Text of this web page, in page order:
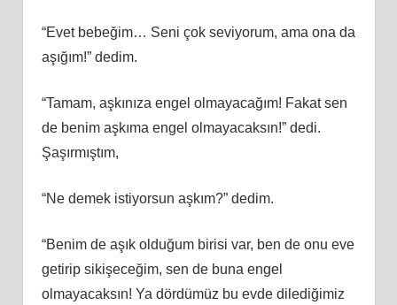
“Evet bebeğim… Seni çok seviyorum, ama ona da
aşığım!” dedim.
“Tamam, aşkınıza engel olmayacağım! Fakat sen
de benim aşkıma engel olmayacaksın!” dedi.
Şaşırmıştım,
“Ne demek istiyorsun aşkım?” dedim.
“Benim de aşık olduğum birisi var, ben de onu eve
getirip sikişeceğim, sen de buna engel
olmayacaksın! Ya dördümüz bu evde dilediğimiz